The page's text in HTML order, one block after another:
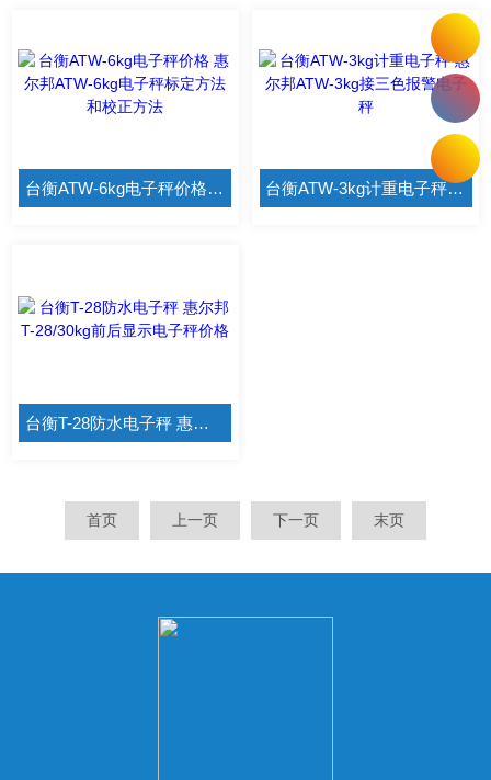
台衡ATW-6kg电子秤价格 惠尔邦ATW-6kg电子秤标定方法和校正方法 台衡ATW-3kg计重电子秤 惠尔邦ATW-3kg接三色报警电子秤
台衡T-28防水电子秤 惠尔邦T-28/30kg前后显示电子秤价格
首页 上一页 下一页 末页